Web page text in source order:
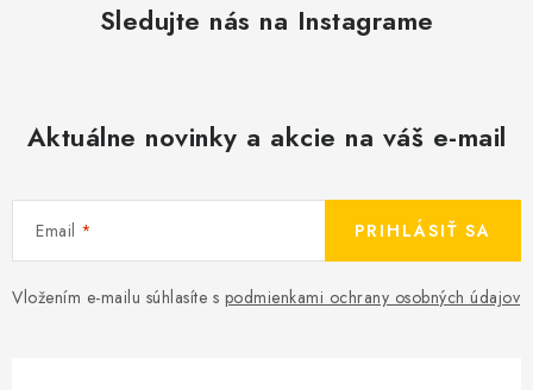
Sledujte nás na Instagrame
Aktuálne novinky a akcie na váš e-mail
Email
Vložením e-mailu súhlasíte s podmienkami ochrany osobných údajov
PRIHLÁSIŤ SA